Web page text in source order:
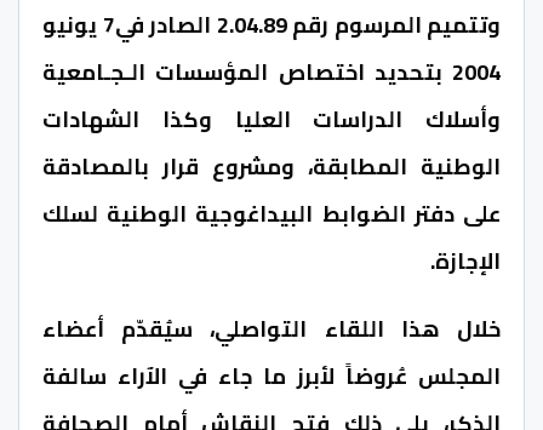
وتتميم المرسوم رقم 2.04.89 الصادر في7 يونيو
2004 بتحديد اختصاص المؤسسات الـجـامعية
وأسلاك الدراسات العليا وكذا الشهادات
الوطنية المطابقة، ومشروع قرار بالمصادقة
على دفتر الضوابط البيداغوجية الوطنية لسلك
الإجازة.
خلال هذا اللقاء التواصلي، سيُقدّم أعضاء
المجلس عُروضاً لأبرز ما جاء في الآراء سالفة